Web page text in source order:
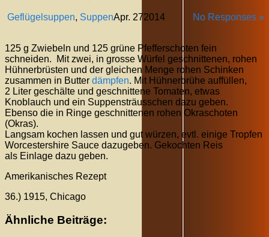
Geflügelsuppen, Suppen No Responses »
Apr. 272014
125 g Zwiebeln und 125 grüne Pfefferschoten fein
schneiden. Mit zwei, in grosse Würfel geschnittenen, rohen
Hühnerbrüsten und der gleichen Menge rohen Schinken
zusammen in Butter dämpfen. Mit Hühnerbrühe auffüllen,
2 Liter geschälte und geschnittene Tomaten, etwas
Knoblauch und ein Suppensträusschen dazu geben.
Ebenso die in Ringe geschnittenen rohen Okraschoten
(Okras).
Langsam kochen lassen und gut würzen, evtl. einige Tropfen
Worcestershire Sauce dazugeben. Gekochten Reis
als Einlage dazu geben.
Amerikanisches Rezept
36.) 1915, Chicago
Ähnliche Beiträge: